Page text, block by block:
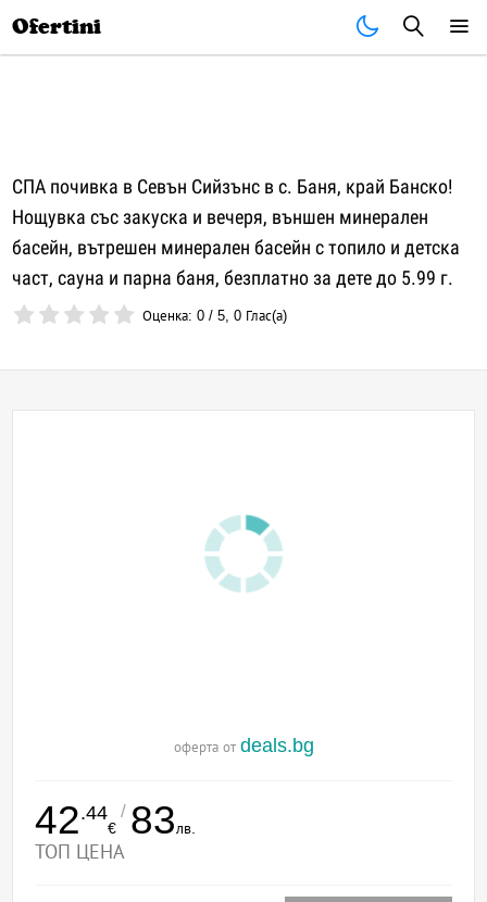
Ofertini
СПА почивка в Севън Сийзънс в с. Баня, край Банско!
Нощувка със закуска и вечеря, външен минерален
басейн, вътрешен минерален басейн с топило и детска
част, сауна и парна баня, безплатно за дете до 5.99 г.
Оценка:0 /5,0 Глас(а)
оферта от deals.bg
42.44
€
/ 83лв.
ТОП ЦЕНА